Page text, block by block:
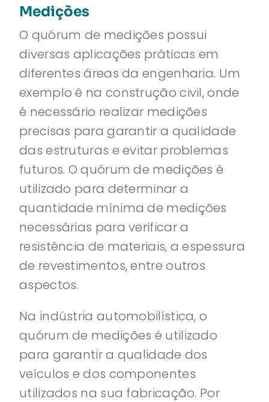
Medições
O quórum de medições possui
diversas aplicações práticas em
diferentes áreas da engenharia. Um
exemplo é na construção civil, onde
é necessário realizar medições
precisas para garantir a qualidade
das estruturas e evitar problemas
futuros. O quórum de medições é
utilizado para determinar a
quantidade mínima de medições
necessárias para verificar a
resistência de materiais, a espessura
de revestimentos, entre outros
aspectos.
Na indústria automobilística, o
quórum de medições é utilizado
para garantir a qualidade dos
veículos e dos componentes
utilizados na sua fabricação. Por